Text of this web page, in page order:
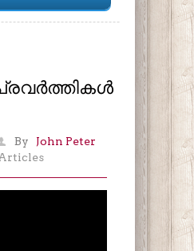
By
John Peter
Articles